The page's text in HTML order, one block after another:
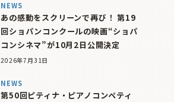
NEWS
あの感動をスクリーンで再び！ 第19
回ショパンコンクールの映画“ショパ
コンシネマ”が10月2日公開決定
2026年7月31日
NEWS
第50回ピティナ・ピアノコンペティ